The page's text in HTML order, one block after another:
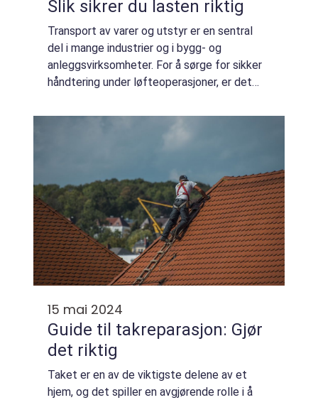
Slik sikrer du lasten riktig
Transport av varer og utstyr er en sentral
del i mange industrier og i bygg- og
anleggsvirksomheter. For å sørge for sikker
håndtering under løfteoperasjoner, er det
personer besit...
15 mai 2024
Guide til takreparasjon: Gjør
det riktig
Taket er en av de viktigste delene av et
hjem, og det spiller en avgjørende rolle i å